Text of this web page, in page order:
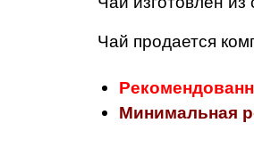
Чай продается
Минимальная